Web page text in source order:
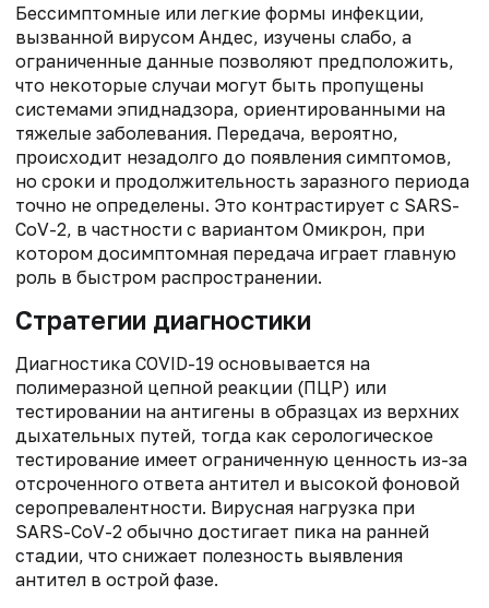
Бессимптомные или легкие формы инфекции,
вызванной вирусом Андес, изучены слабо, а
ограниченные данные позволяют предположить,
что некоторые случаи могут быть пропущены
системами эпиднадзора, ориентированными на
тяжелые заболевания. Передача, вероятно,
происходит незадолго до появления симптомов,
но сроки и продолжительность заразного периода
точно не определены. Это контрастирует с SARS-
CoV-2, в частности с вариантом Омикрон, при
котором досимптомная передача играет главную
роль в быстром распространении.
Стратегии диагностики
Диагностика COVID-19 основывается на
полимеразной цепной реакции (ПЦР) или
тестировании на антигены в образцах из верхних
дыхательных путей, тогда как серологическое
тестирование имеет ограниченную ценность из-за
отсроченного ответа антител и высокой фоновой
серопревалентности. Вирусная нагрузка при
SARS-CoV-2 обычно достигает пика на ранней
стадии, что снижает полезность выявления
антител в острой фазе.